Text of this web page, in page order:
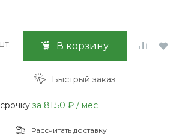
В корзину
Быстрый заказ
за 81.50 ₽ / мес.
Рассчитать доставку